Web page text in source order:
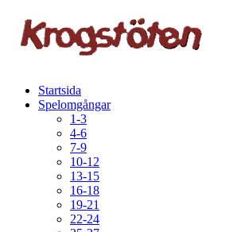
Startsida
Spelomgångar
1-3
4-6
7-9
10-12
13-15
16-18
19-21
22-24